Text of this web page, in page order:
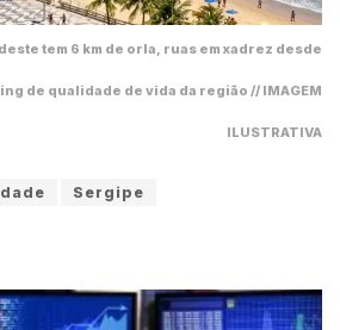
tem 6 km de orla, ruas em xadrez desde
de qualidade de vida da região // IMAGEM
ILUSTRATIVA
Sergipe